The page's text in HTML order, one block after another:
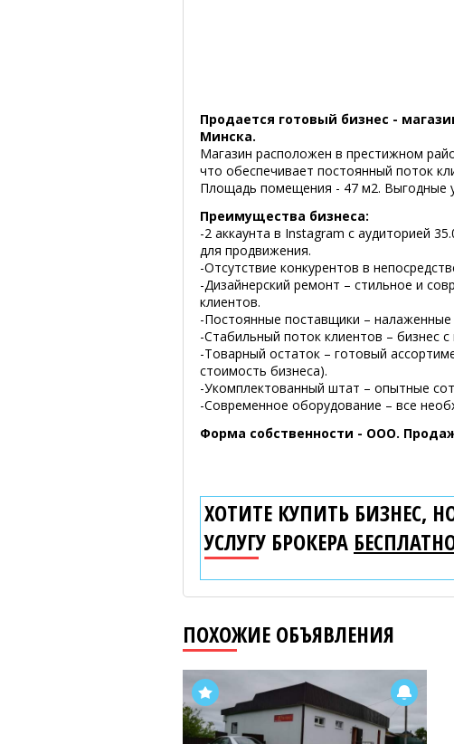
Продается готовый бизнес -
Минска.
Магазин расположен в престижном
что обеспечивает постоянный поток
Площадь помещения - 47 м2. Выгодные
Преимущества бизнеса:
-2 аккаунта в Instagram с аудиторией
для продвижения.
-Отсутствие конкурентов в
-Дизайнерский ремонт – стильное и
клиентов.
-Постоянные поставщики – налаженные
-Стабильный поток клиентов – бизнес
-Товарный остаток – готовый
стоимость бизнеса).
-Укомплектованный штат – опытные
-Современное оборудование – все
Форма собственности - ООО.
ХОТИТЕ КУПИТЬ БИЗНЕС,
УСЛУГУ БРОКЕРА
ПОХОЖИЕ ОБЪЯВЛЕНИЯ